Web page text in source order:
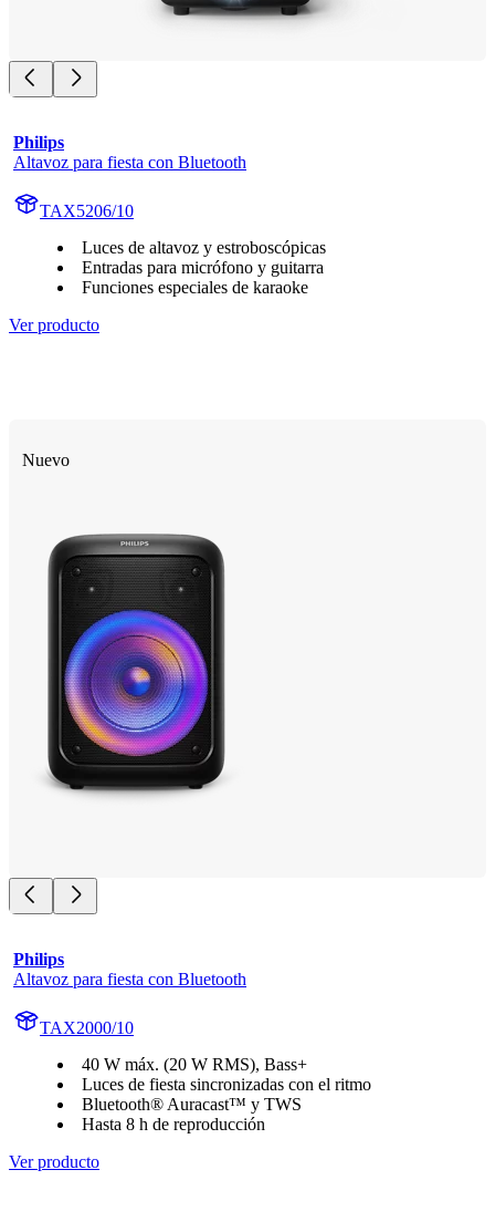
Philips
Altavoz para fiesta con Bluetooth
TAX5206/10
Luces de altavoz y estroboscópicas
Entradas para micrófono y guitarra
Funciones especiales de karaoke
Ver producto
Nuevo
Philips
Altavoz para fiesta con Bluetooth
TAX2000/10
40 W máx. (20 W RMS), Bass+
Luces de fiesta sincronizadas con el ritmo
Bluetooth® Auracast™ y TWS
Hasta 8 h de reproducción
Ver producto